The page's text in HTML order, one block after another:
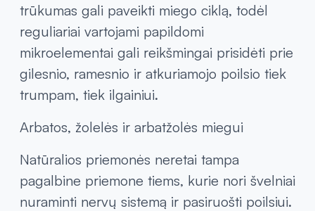
trūkumas gali paveikti miego ciklą, todėl
reguliariai vartojami papildomi
mikroelementai gali reikšmingai prisidėti prie
gilesnio, ramesnio ir atkuriamojo poilsio tiek
trumpam, tiek ilgainiui.
Arbatos, žolelės ir arbatžolės miegui
Natūralios priemonės neretai tampa
pagalbine priemone tiems, kurie nori švelniai
nuraminti nervų sistemą ir pasiruošti poilsiui.